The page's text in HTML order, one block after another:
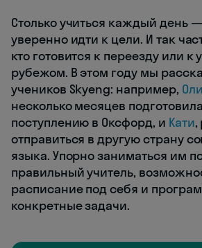
Столько учиться каждый день
уверенно идти к цели. И так
кто готовится к переезду или к
рубежом. В этом году мы
учеников Skyeng: например, Оли
несколько месяцев
поступлению в Оксфорд, и Кати,
отправиться в другую страну
языка. Упорно заниматься им
правильный учитель,
расписание под себя и
конкретные задачи.